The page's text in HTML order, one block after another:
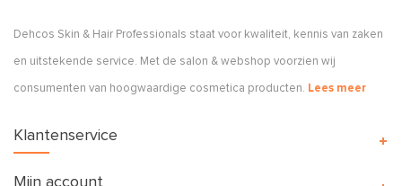
Dehcos Skin & Hair Professionals staat voor kwaliteit, kennis van zaken
en uitstekende service. Met de salon & webshop voorzien wij
consumenten van hoogwaardige cosmetica producten. Lees meer
Klantenservice
Mijn account